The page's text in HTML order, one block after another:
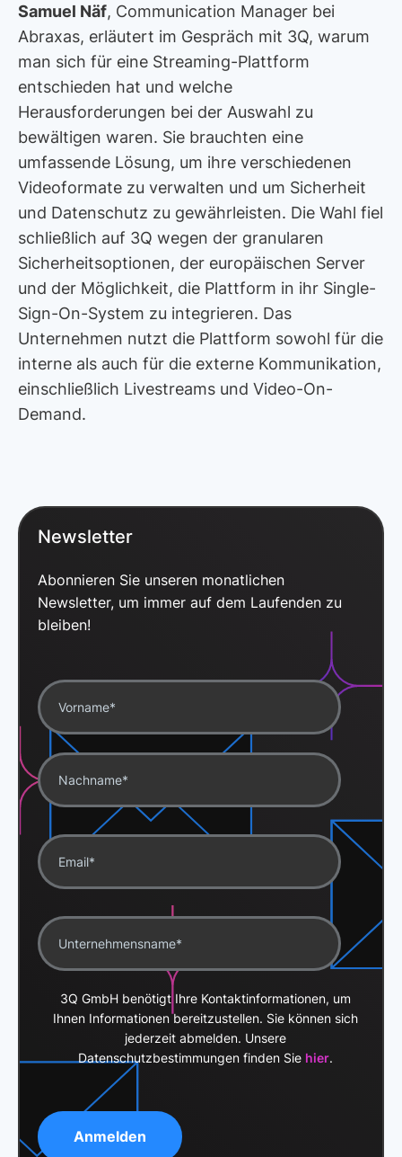
Samuel Näf, Communication Manager bei
Abraxas, erläutert im Gespräch mit 3Q, warum
man sich für eine Streaming-Plattform
entschieden hat und welche
Herausforderungen bei der Auswahl zu
bewältigen waren. Sie brauchten eine
umfassende Lösung, um ihre verschiedenen
Videoformate zu verwalten und um Sicherheit
und Datenschutz zu gewährleisten. Die Wahl fiel
schließlich auf 3Q wegen der granularen
Sicherheitsoptionen, der europäischen Server
und der Möglichkeit, die Plattform in ihr Single-
Sign-On-System zu integrieren. Das
Unternehmen nutzt die Plattform sowohl für die
interne als auch für die externe Kommunikation,
einschließlich Livestreams und Video-On-
Demand.
Newsletter
Abonnieren Sie unseren monatlichen
Newsletter, um immer auf dem Laufenden zu
bleiben!
3Q GmbH benötigt Ihre Kontaktinformationen, um
Ihnen Informationen bereitzustellen. Sie können sich
jederzeit abmelden. Unsere
Datenschutzbestimmungen finden Sie hier.